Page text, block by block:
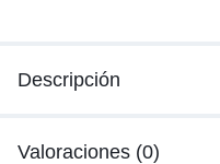
Descripción
Valoraciones (0)